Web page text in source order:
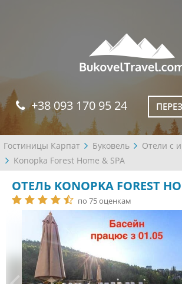
+38 093 170 95 24
Гостиницы Карпат Буковель
Отели с
Konopka Forest Home & SPA
ОТЕЛЬ KONOPKA FOREST
по 75 оценкам